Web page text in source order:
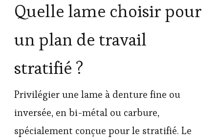
Quelle lame choisir pour
un plan de travail
stratifié ?
Privilégier une lame à denture fine ou
inversée, en bi-métal ou carbure,
spécialement conçue pour le stratifié. Le